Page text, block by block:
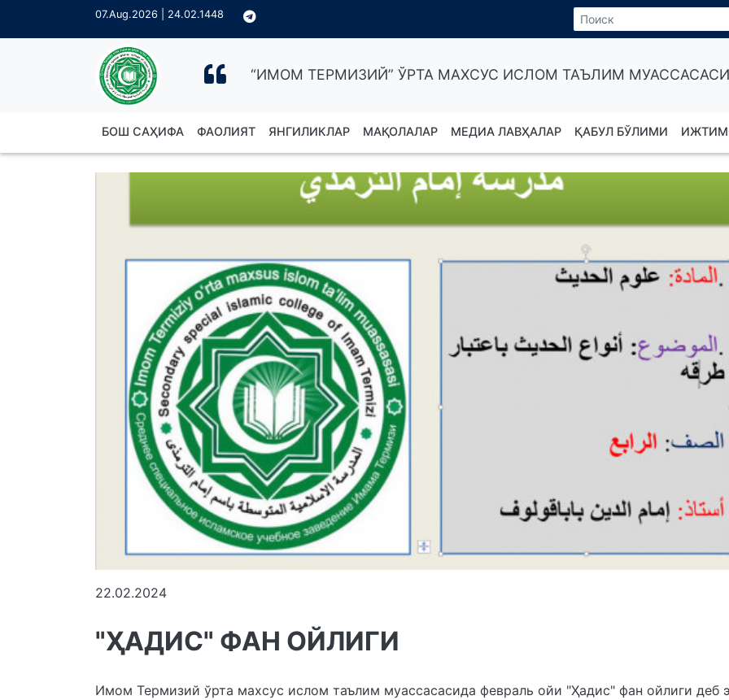
07.Aug.2026 | 24.02.1448
“ИМОМ ТЕРМИЗИЙ” ЎРТА МАХСУС ИСЛОМ ТАЪЛИМ
БОШ САҲИФА ФАОЛИЯТ ЯНГИЛИКЛАР МАҚОЛАЛАР МЕДИА ЛАВҲАЛАР ҚАБУЛ БЎЛИМИ
22.02.2024
"ҲАДИС" ФАН ОЙЛИГИ
Имом Термизий ўрта махсус ислом таълим муассасасида февраль ойи "Ҳадис" фан ойлиги деб